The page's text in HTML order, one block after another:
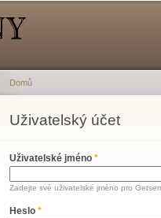
Jste zde
Domů
Uživatelský účet
Hlavní záložky
Uživatelské jméno *
Zadejte své uživatelské jméno pro
Heslo *